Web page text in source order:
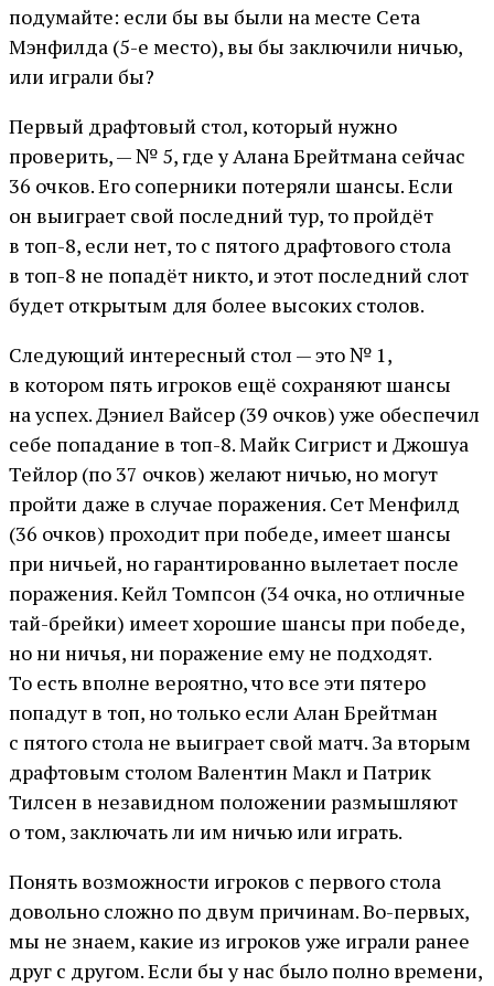
подумайте: если бы вы были на месте Сета
Мэнфилда (5-е место), вы бы заключили ничью,
или играли бы?
Первый драфтовый стол, который нужно
проверить, — № 5, где у Алана Брейтмана сейчас
36 очков. Его соперники потеряли шансы. Если
он выиграет свой последний тур, то пройдёт
в топ-8, если нет, то с пятого драфтового стола
в топ-8 не попадёт никто, и этот последний слот
будет открытым для более высоких столов.
Следующий интересный стол — это № 1,
в котором пять игроков ещё сохраняют шансы
на успех. Дэниел Вайсер (39 очков) уже обеспечил
себе попадание в топ-8. Майк Сигрист и Джошуа
Тейлор (по 37 очков) желают ничью, но могут
пройти даже в случае поражения. Сет Менфилд
(36 очков) проходит при победе, имеет шансы
при ничьей, но гарантированно вылетает после
поражения. Кейл Томпсон (34 очка, но отличные
тай-брейки) имеет хорошие шансы при победе,
но ни ничья, ни поражение ему не подходят.
То есть вполне вероятно, что все эти пятеро
попадут в топ, но только если Алан Брейтман
с пятого стола не выиграет свой матч. За вторым
драфтовым столом Валентин Макл и Патрик
Тилсен в незавидном положении размышляют
о том, заключать ли им ничью или играть.
Понять возможности игроков с первого стола
довольно сложно по двум причинам. Во-первых,
мы не знаем, какие из игроков уже играли ранее
друг с другом. Если бы у нас было полно времени,